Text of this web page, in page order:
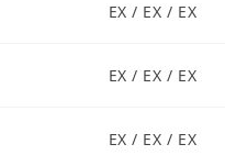
EX / EX / EX
EX / EX / EX
EX / EX / EX